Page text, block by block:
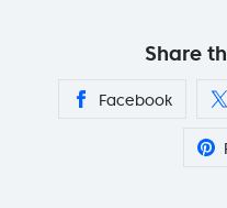
Share
Facebook